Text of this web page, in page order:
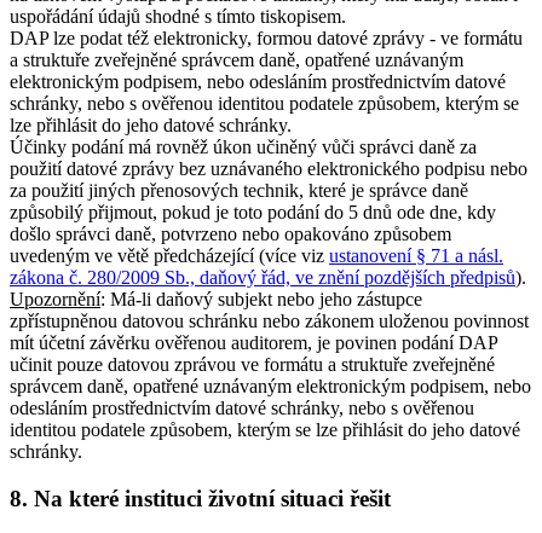
uspořádání údajů shodné s tímto tiskopisem.
DAP lze podat též elektronicky, formou datové zprávy - ve formátu
a struktuře zveřejněné správcem daně, opatřené uznávaným
elektronickým podpisem, nebo odesláním prostřednictvím datové
schránky, nebo s ověřenou identitou podatele způsobem, kterým se
lze přihlásit do jeho datové schránky.
Účinky podání má rovněž úkon učiněný vůči správci daně za
použití datové zprávy bez uznávaného elektronického podpisu nebo
za použití jiných přenosových technik, které je správce daně
způsobilý přijmout, pokud je toto podání do 5 dnů ode dne, kdy
došlo správci daně, potvrzeno nebo opakováno způsobem
uvedeným ve větě předcházející (více viz ustanovení § 71 a násl.
zákona č. 280/2009 Sb., daňový řád, ve znění pozdějších předpisů).
Upozornění: Má-li daňový subjekt nebo jeho zástupce
zpřístupněnou datovou schránku nebo zákonem uloženou povinnost
mít účetní závěrku ověřenou auditorem, je povinen podání DAP
učinit pouze datovou zprávou ve formátu a struktuře zveřejněné
správcem daně, opatřené uznávaným elektronickým podpisem, nebo
odesláním prostřednictvím datové schránky, nebo s ověřenou
identitou podatele způsobem, kterým se lze přihlásit do jeho datové
schránky.
8. Na které instituci životní situaci řešit